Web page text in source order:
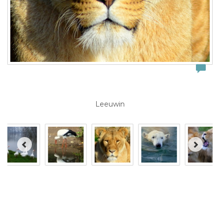
Leeuwin